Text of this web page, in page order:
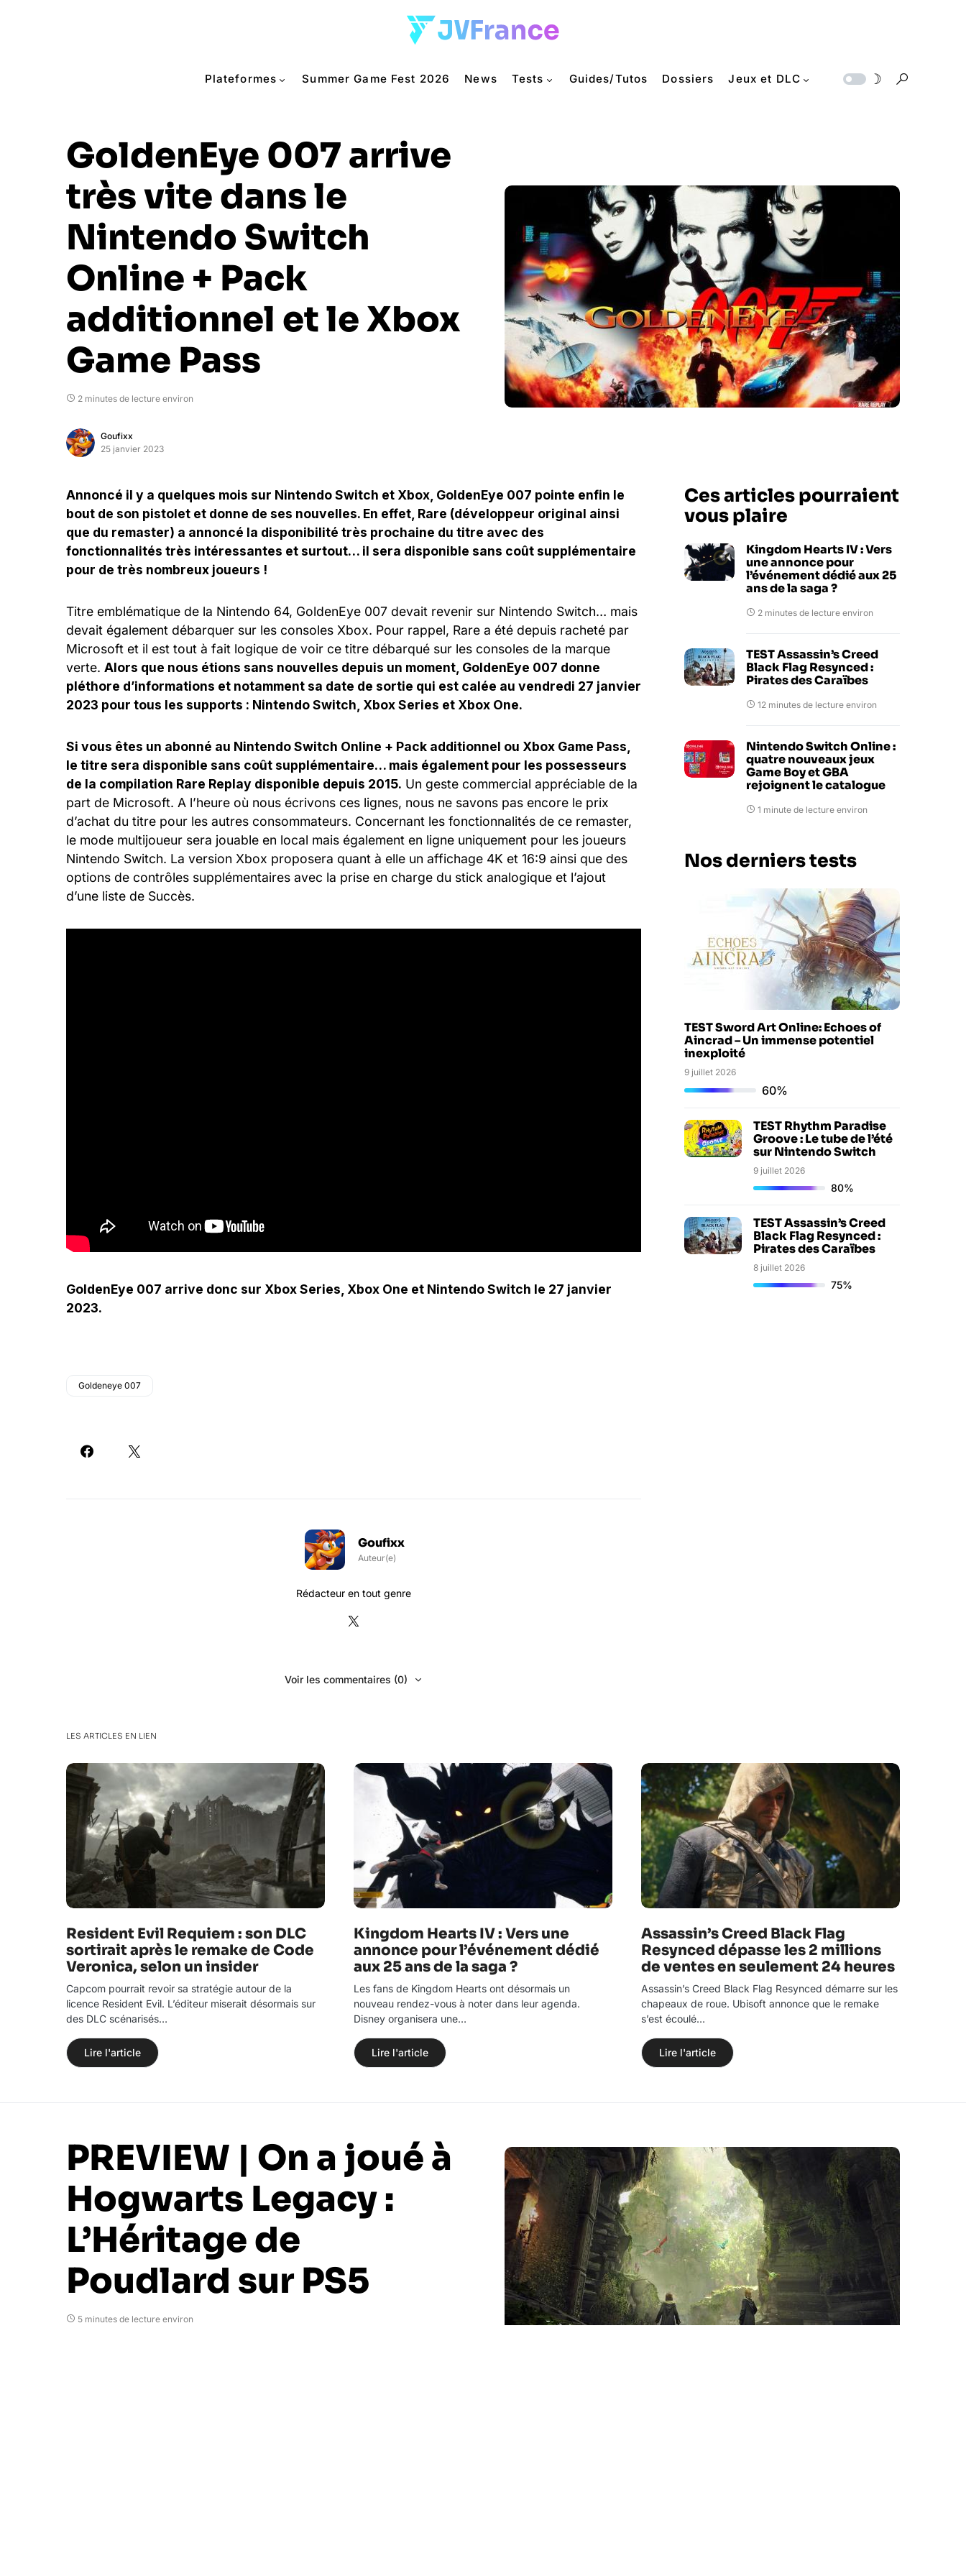
Plateformes Summer Game Fest 2026 News Tests Guides/Tutos Dossiers Jeux et DLC
GoldenEye 007 arrive
très vite dans le
Nintendo Switch
Online + Pack
additionnel et le Xbox
Game Pass
2 minutes de lecture environ
Goufixx
25 janvier 2023
Annoncé il y a quelques mois sur Nintendo Switch et Xbox, GoldenEye 007 pointe enfin le
bout de son pistolet et donne de ses nouvelles. En effet, Rare (développeur original ainsi
que du remaster) a annoncé la disponibilité très prochaine du titre avec des
fonctionnalités très intéressantes et surtout… il sera disponible sans coût supplémentaire
pour de très nombreux joueurs !
Titre emblématique de la Nintendo 64, GoldenEye 007 devait revenir sur Nintendo Switch… mais
devait également débarquer sur les consoles Xbox. Pour rappel, Rare a été depuis racheté par
Microsoft et il est tout à fait logique de voir ce titre débarqué sur les consoles de la marque
verte. Alors que nous étions sans nouvelles depuis un moment, GoldenEye 007 donne
pléthore d’informations et notamment sa date de sortie qui est calée au vendredi 27 janvier
2023 pour tous les supports : Nintendo Switch, Xbox Series et Xbox One.
Si vous êtes un abonné au Nintendo Switch Online + Pack additionnel ou Xbox Game Pass,
le titre sera disponible sans coût supplémentaire… mais également pour les possesseurs
de la compilation Rare Replay disponible depuis 2015. Un geste commercial appréciable de la
part de Microsoft. A l’heure où nous écrivons ces lignes, nous ne savons pas encore le prix
d’achat du titre pour les autres consommateurs. Concernant les fonctionnalités de ce remaster,
le mode multijoueur sera jouable en local mais également en ligne uniquement pour les joueurs
Nintendo Switch. La version Xbox proposera quant à elle un affichage 4K et 16:9 ainsi que des
options de contrôles supplémentaires avec la prise en charge du stick analogique et l’ajout
d’une liste de Succès.
GoldenEye 007 arrive donc sur Xbox Series, Xbox One et Nintendo Switch le 27 janvier
2023.
Goldeneye 007
Goufixx
Auteur(e)
Rédacteur en tout genre
Voir les commentaires (0)
Ces articles pourraient
vous plaire
Kingdom Hearts IV : Vers
une annonce pour
l’événement dédié aux 25
ans de la saga ?
2 minutes de lecture environ
TEST Assassin’s Creed
Black Flag Resynced :
Pirates des Caraïbes
12 minutes de lecture environ
Nintendo Switch Online :
quatre nouveaux jeux
Game Boy et GBA
rejoignent le catalogue
1 minute de lecture environ
Nos derniers tests
TEST Sword Art Online: Echoes of
Aincrad – Un immense potentiel
inexploité
9 juillet 2026
60%
TEST Rhythm Paradise
Groove : Le tube de l’été
sur Nintendo Switch
9 juillet 2026
80%
TEST Assassin’s Creed
Black Flag Resynced :
Pirates des Caraïbes
8 juillet 2026
75%
LES ARTICLES EN LIEN
Resident Evil Requiem : son DLC
sortirait après le remake de Code
Veronica, selon un insider
Capcom pourrait revoir sa stratégie autour de la
licence Resident Evil. L’éditeur miserait désormais sur
des DLC scénarisés…
Lire l'article
Kingdom Hearts IV : Vers une
annonce pour l’événement dédié
aux 25 ans de la saga ?
Les fans de Kingdom Hearts ont désormais un
nouveau rendez-vous à noter dans leur agenda.
Disney organisera une…
Lire l'article
Assassin’s Creed Black Flag
Resynced dépasse les 2 millions
de ventes en seulement 24 heures
Assassin’s Creed Black Flag Resynced démarre sur les
chapeaux de roue. Ubisoft annonce que le remake
s’est écoulé…
Lire l'article
PREVIEW | On a joué à
Hogwarts Legacy :
L’Héritage de
Poudlard sur PS5
5 minutes de lecture environ